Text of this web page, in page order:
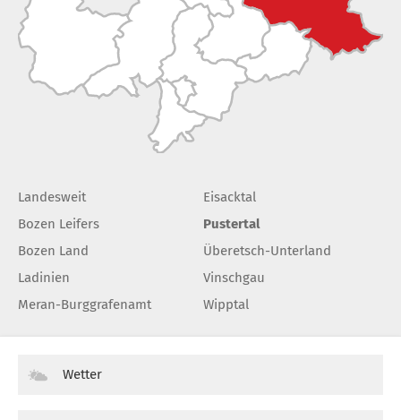
Landesweit
Bozen Leifers
Bozen Land
Ladinien
Meran-Burggrafenamt
Eisacktal
Pustertal
Überetsch-Unterland
Vinschgau
Wipptal
Wetter